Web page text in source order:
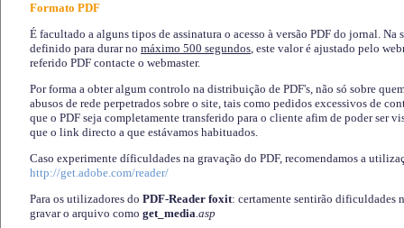
Formato PDF
É facultado a alguns tipos de assinatura o acesso à versão PDF do jornal. Na
definido para durar no máximo 500 segundos, este valor é ajustado pelo
referido PDF contacte o webmaster.
Por forma a obter algum controlo na distribuição de PDF's, não só sobre
abusos de rede perpetrados sobre o site, tais como pedidos excessivos de
que o PDF seja completamente transferido para o cliente afim de poder ser
que o link directo a que estávamos habituados.
Caso experimente díficuldades na gravação do PDF, recomendamos a
http://get.adobe.com/reader/
Para os utilizadores do PDF-Reader foxit: certamente sentirão dificuldades
gravar o arquivo como get_media.asp